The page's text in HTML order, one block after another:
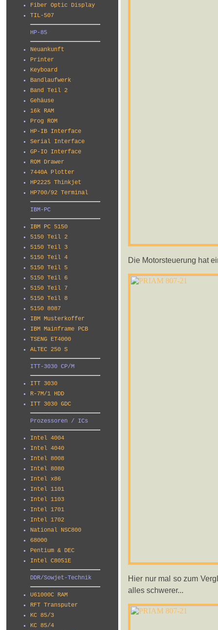
Fiber Optic Display
TIL-507
HP-85
Neuankunft
Printer
Keyboard
Bandlaufwerk
Band Teil 2
Gehäuse
16k RAM
Prog ROM
HP-IB Interface
Serial Interface
GP-IO Interface
ROM Drawer
7440A Plotter
HP2225 Thinkjet
HP700/92 Terminal
IBM-PC
IBM PC 5150
5150 Teil 2
5150 Teil 3
5150 Teil 4
5150 Teil 5
5150 Teil 6
5150 Teil 7
5150 Teil 8
5150 8087
IBM Musterkoffer
IBM Mainframe PCB
TSENG ET4000
ALTEC 250 S
ITT-3030 CP/M
ITT 3030
R-7M/1 HDD
ITT 3030 GDC
Prozessoren / ICs
Intel 4004
Intel 4040
Intel 8008
Intel 8080
Intel x86
Intel 1101
Intel 1103
Intel 1701
Intel 1702
National NSC800
68000
Pentium & DEC
Intel C8051E
DDR/Sowjet-Technik
U61000C RAM
RFT Transputer
KC 85/3
KC 85/4
Die Motorsteuerung hat
Hier nur mal so zum
alles schwerer...